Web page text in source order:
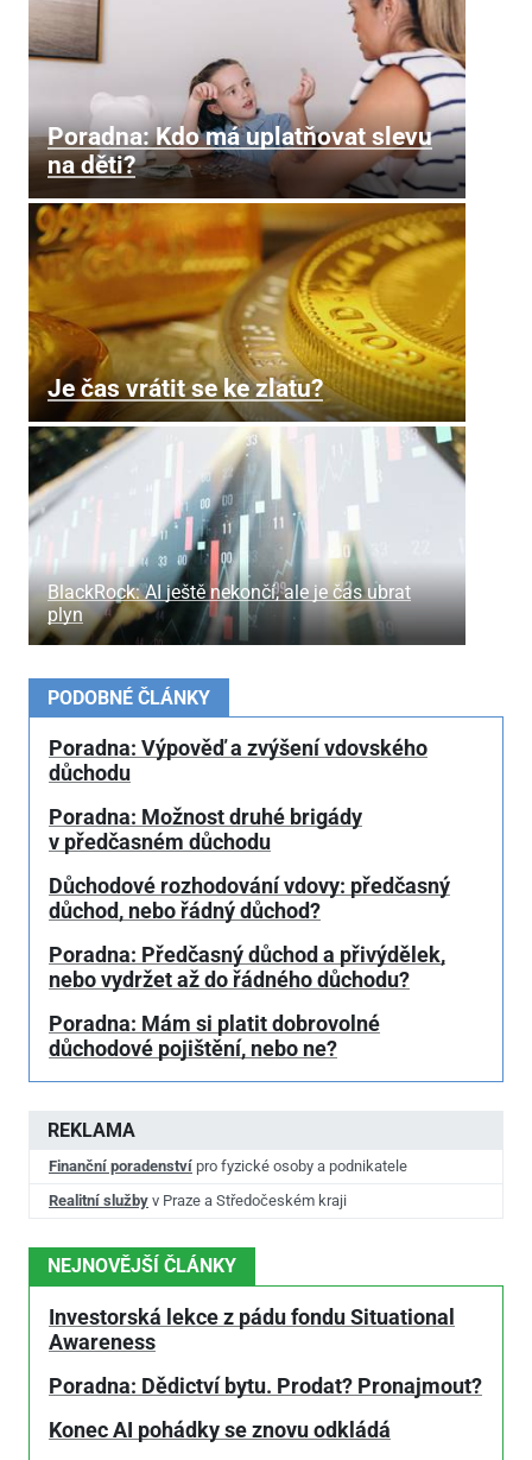
Poradna: Kdo má uplatňovat slevu
na děti?
Je čas vrátit se ke zlatu?
BlackRock: AI ještě nekončí, ale je čas ubrat
plyn
REKLAMA
Finanční poradenství pro fyzické osoby a podnikatele
Realitní služby v Praze a Středočeském kraji
NEJNOVĚJŠÍ ČLÁNKY
Investorská lekce z pádu fondu Situational
Awareness
Poradna: Dědictví bytu. Prodat? Pronajmout?
Konec AI pohádky se znovu odkládá
PODOBNÉ ČLÁNKY
Poradna: Výpověď a zvýšení vdovského
důchodu
Poradna: Možnost druhé brigády
v předčasném důchodu
Důchodové rozhodování vdovy: předčasný
důchod, nebo řádný důchod?
Poradna: Předčasný důchod a přivýdělek,
nebo vydržet až do řádného důchodu?
Poradna: Mám si platit dobrovolné
důchodové pojištění, nebo ne?